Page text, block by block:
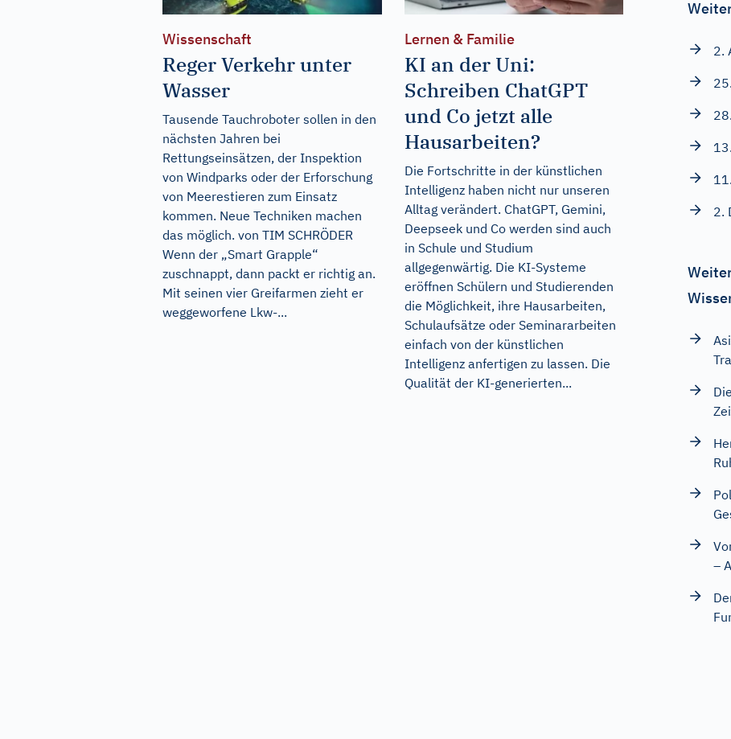
Wissenschaft
Reger Verkehr unter
Wasser
Tausende Tauchroboter sollen in den
nächsten Jahren bei
Rettungseinsätzen, der Inspektion
von Windparks oder der Erforschung
von Meerestieren zum Einsatz
kommen. Neue Techniken machen
das möglich. von TIM SCHRÖDER
Wenn der „Smart Grapple“
zuschnappt, dann packt er richtig an.
Mit seinen vier Greifarmen zieht er
weggeworfene Lkw-...
Lernen & Familie
KI an der Uni:
Schreiben ChatGPT
und Co jetzt alle
Hausarbeiten?
Die Fortschritte in der künstlichen
Intelligenz haben nicht nur unseren
Alltag verändert. ChatGPT, Gemini,
Deepseek und Co werden sind auch
in Schule und Studium
allgegenwärtig. Die KI-Systeme
eröffnen Schülern und Studierenden
die Möglichkeit, ihre Hausarbeiten,
Schulaufsätze oder Seminararbeiten
einfach von der künstlichen
Intelligenz anfertigen zu lassen. Die
Qualität der KI-generierten...
2.
2.
–